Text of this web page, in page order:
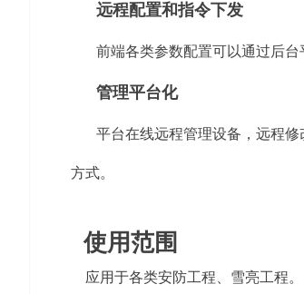
远程配置和指令下发
前端各类参数配置可以通过后台
管理平台化
平台在线远程管理设备，远程
方式。
使用范围
应用于各类安防工程、雪亮工程。